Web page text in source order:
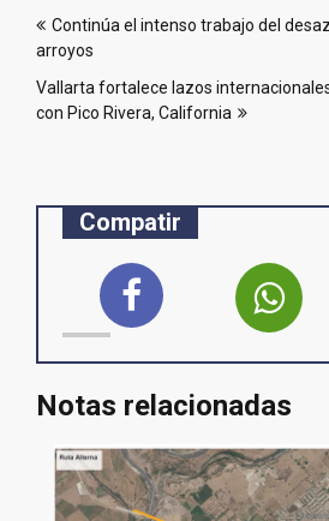
de
entradas
Continúa el intenso trabajo del
arroyos
Vallarta fortalece lazos
con Pico Rivera, California
Compatir
Notas relacionadas